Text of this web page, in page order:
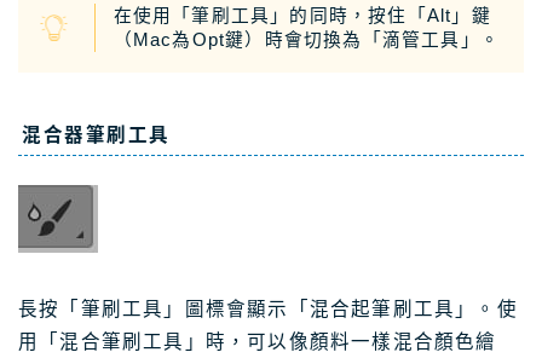
在使用「筆刷工具」的同時，按住「Alt」鍵
（Mac為Opt鍵）時會切換為「滴管工具」。
混合器筆刷工具
長按「筆刷工具」圖標會顯示「混合起筆刷工具」。使
用「混合筆刷工具」時，可以像顏料一樣混合顏色繪